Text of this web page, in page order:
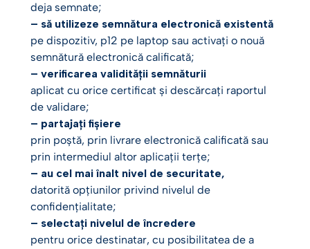
deja semnate;
– să utilizeze semnătura electronică existentă
pe dispozitiv, p12 pe laptop sau activați o nouă
semnătură electronică calificată;
– verificarea validității semnăturii
aplicat cu orice certificat și descărcați raportul
de validare;
– partajați fișiere
prin poștă, prin livrare electronică calificată sau
prin intermediul altor aplicații terțe;
– au cel mai înalt nivel de securitate,
datorită opțiunilor privind nivelul de
confidențialitate;
– selectați nivelul de încredere
pentru orice destinatar, cu posibilitatea de a